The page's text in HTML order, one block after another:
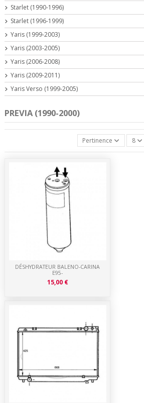
PREVIA (1990-2000)
Pertinence 8
DÉSHYDRATEUR BALENO-CARINA
E95-
15,00 €
Starlet (1990-1996)
Starlet (1996-1999)
Yaris (1999-2003)
Yaris (2003-2005)
Yaris (2006-2008)
Yaris (2009-2011)
Yaris Verso (1999-2005)